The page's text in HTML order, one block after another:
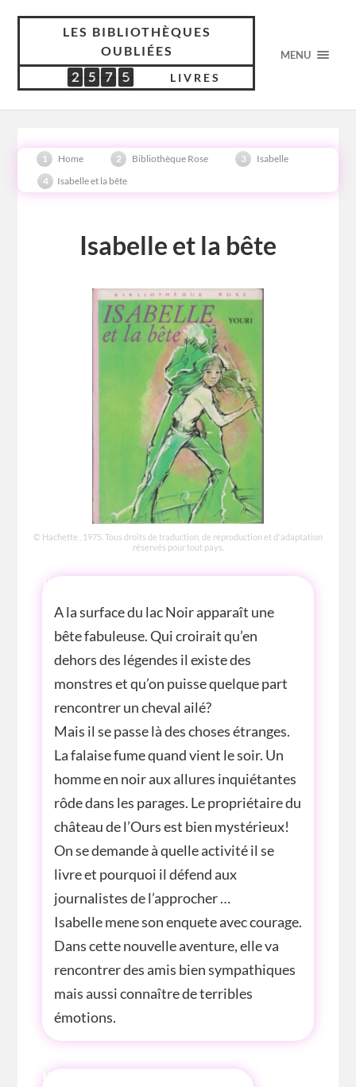
LES BIBLIOTHÈQUES
OUBLIÉES
2
5
2 5
1
5 7
8
7 5
1
5 LIVRES
MENU
Home Bibliothèque Rose
Isabelle
Isabelle et la bête
Isabelle et la bête
© Hachette , 1975. Tous droits de traduction, de reproduction et d'adaptation
réservés pour tout pays.
HISTOIRE
A la surface du lac Noir apparaît une
bête fabuleuse. Qui croirait qu’en
dehors des légendes il existe des
monstres et qu’on puisse quelque part
rencontrer un cheval ailé?
Mais il se passe là des choses étranges.
La falaise fume quand vient le soir. Un
homme en noir aux allures inquiétantes
rôde dans les parages. Le propriétaire du
château de l’Ours est bien mystérieux!
On se demande à quelle activité il se
livre et pourquoi il défend aux
journalistes de l’approcher …
Isabelle mene son enquete avec courage.
Dans cette nouvelle aventure, elle va
rencontrer des amis bien sympathiques
mais aussi connaître de terribles
émotions.
INFOS